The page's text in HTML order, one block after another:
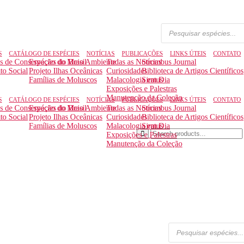
de Conservação do Meio Ambiente
Social
CATÁLOGO DE ESPÉCIES
Espécies do Brasil
Projeto Ilhas Oceânicas
Famílias de Moluscos
NOTÍCIAS
Todas as Notícias
Curiosidades
Malacologia em Dia
Exposições e Palestras
Manutenção da Coleção
PUBLICAÇÕES
Strombus Journal
Biblioteca de Artigos Científicos
Siratus
LINKS ÚTEIS CONTATO
de Conservação do Meio Ambiente
Social
CATÁLOGO DE ESPÉCIES
Espécies do Brasil
Projeto Ilhas Oceânicas
Famílias de Moluscos
NOTÍCIAS
Todas as Notícias
Curiosidades
Malacologia em Dia
Exposições e Palestras
Manutenção da Coleção
PUBLICAÇÕES
Strombus Journal
Biblioteca de Artigos Científicos
Siratus
LINKS ÚTEIS CONTATO